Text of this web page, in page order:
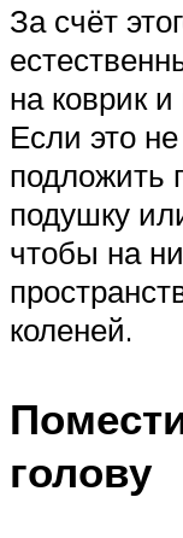
За счёт
на коврик
Если это
подложить
подушку
чтобы на
коленей.
голову